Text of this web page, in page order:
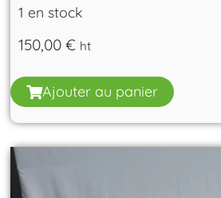
1 en stock
150,00€ ht
Ajouter au panier